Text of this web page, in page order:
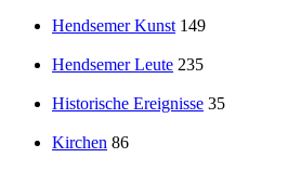
Hendsemer Kunst 149
Hendsemer Leute 235
Historische Ereignisse 35
Kirchen 86